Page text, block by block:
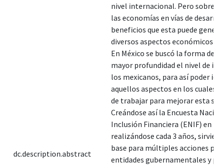
dc.description.abstract
nivel internacional. Pero sobre
las economías en vías de
beneficios que esta puede
diversos aspectos económicos y
En México se buscó la forma de
mayor profundidad el nivel de
los mexicanos, para así poder
aquellos aspectos en los cuales
de trabajar para mejorar esta
Creándose así la Encuesta
Inclusión Financiera (ENIF) en
realizándose cada 3 años,
base para múltiples acciones
entidades gubernamentales y